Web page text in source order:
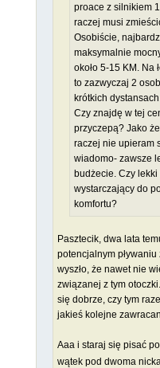
proace z silnikiem
raczej musi
Osobiście,
maksymalnie
około 5-15 KM. Na
to zazwyczaj 2
krótkich
Czy znajdę w tej
przyczepą? Jako
raczej nie upieram
wiadomo- zawsze
budżecie. Czy lekki
wystarczający do
komfortu?
Pasztecik, dwa lata
potencjalnym pływaniu
wyszło, że nawet nie
związanej z tym
się dobrze, czy tym
jakieś kolejne
Aaa i staraj się pisać
wątek pod dwoma